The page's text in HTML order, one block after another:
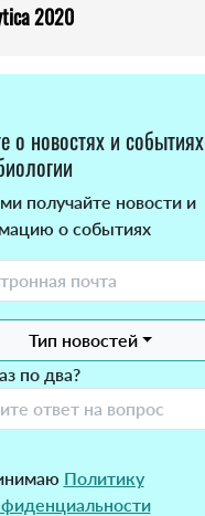
2020
о новостях и событиях
получайте новости и
о событиях
Тип новостей
по два?
Политику